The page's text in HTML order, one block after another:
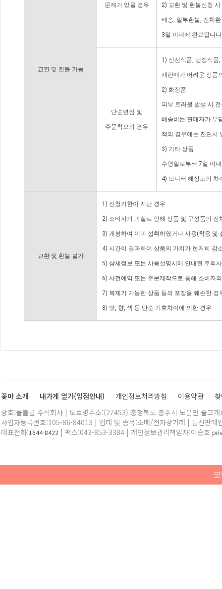
교환 및 환불 가능
문제가 있을 경우 2) 교환 및 환불신청
배송, 일부환불, 전체
3일 이내에 완료됩니
단순변심 및
주문착오의 경우
1) 신선식품, 냉장식품
재판매가 어려운 상품
2) 화장품
피부 트러블 발생 시
배송비는 판매자가 부
적의 경우에는 진단서
3) 기타 상품
수령일로부터 7일 이
4) 모니터 해상도의 차
교환 및 환불 불가
1) 신청기한이 지난 경우
2) 소비자의 과실로 인해 상품 및 구성품의
3) 개봉하여 이미 섭취하였거나 사용(착용 및
4) 시간이 경과하여 상품의 가치가 현저히 감
5) 상세정보 또는 사용설명서에 안내된 주의
6) 사전예약 또는 주문제작으로 통해 소비자
7) 복제가 가능한 상품 등의 포장을 훼손한 경
8) 맛, 향, 색 등 단순 기호차이에 의한 경우
꽃마 소개 내가게 열기(입점안내) 개인정보처리방침 이용약관
상호:올블룸 주식회사 | 도로명주소:(27453) 충청북도 충주시 노은면 솔고
사업자등록번호:105-86-84013 | 업태 및 종목:소매/전자상거래 | 통신판매
대표전화:1644-8422 | 팩스:043-853-3384 | 개인정보관리책임자:이승호